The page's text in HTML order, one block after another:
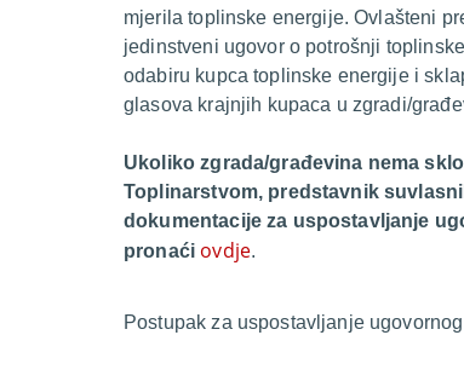
mjerila toplinske energije. Ovlašteni
jedinstveni ugovor o potrošnji
odabiru kupca toplinske energije i
glasova krajnjih kupaca u zgradi/
Ukoliko zgrada/građevina nema
Toplinarstvom, predstavnik
dokumentacije za uspostavljanje
pronaći ovdje.
Postupak za uspostavljanje